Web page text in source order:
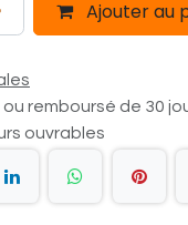
Ajouter au
remboursé de 30
ouvrables